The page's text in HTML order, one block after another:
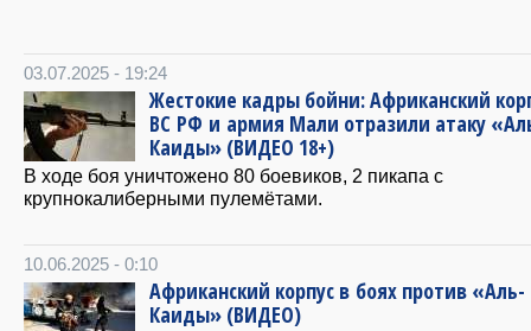
03.07.2025 - 19:24
Жестокие кадры бойни: Африканский
ВС РФ и армия Мали отразили атаку
Каиды» (ВИДЕО 18+)
В ходе боя уничтожено 80 боевиков, 2 пикапа с
крупнокалиберными пулемётами.
10.06.2025 - 0:10
Африканский корпус в боях против «Аль-
Каиды» (ВИДЕО)